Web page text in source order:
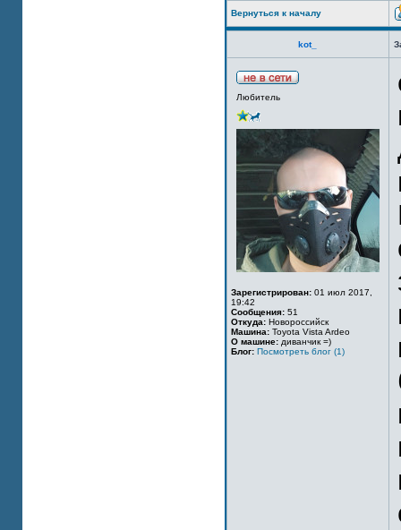
Вернуться к началу
kot_
Любитель
Зарегистрирован: 01 июл 2017,
19:42
Сообщения: 51
Откуда: Новороссийск
Машина: Toyota Vista Ardeo
О машине: диванчик =)
Блог: Посмотреть блог (1)